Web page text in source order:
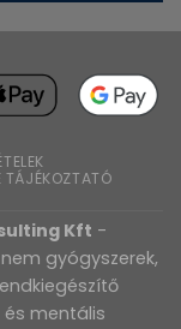
TÁJÉKOZTATÓ
Kft -
gyógyszerek,
és mentális